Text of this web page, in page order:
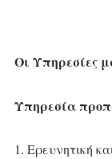
Οι Υπηρεσίες
Υπηρεσία
1. Ερευνητική